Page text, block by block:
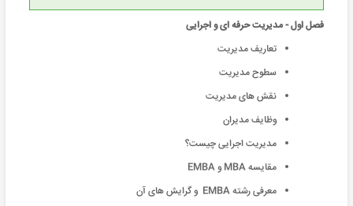
فصل اول - مدیریت حرفه ای و اجرایی
تعاریف مدیریت
سطوح مدیریت
نقش های مدیریت
وظایف مدیران
مدیریت اجرایی چیست؟
مقایسه MBA و EMBA
معرفی رشته EMBA و گرایش های آن